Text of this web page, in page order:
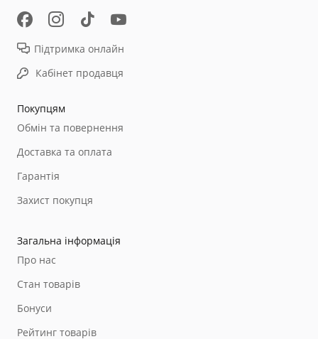
Покупцям
Обмін та повернення
Доставка та оплата
Гарантія
Захист покупця
Загальна інформація
Про нас
Стан товарів
Бонуси
Рейтинг товарів
Підтримка онлайн
Кабінет продавця